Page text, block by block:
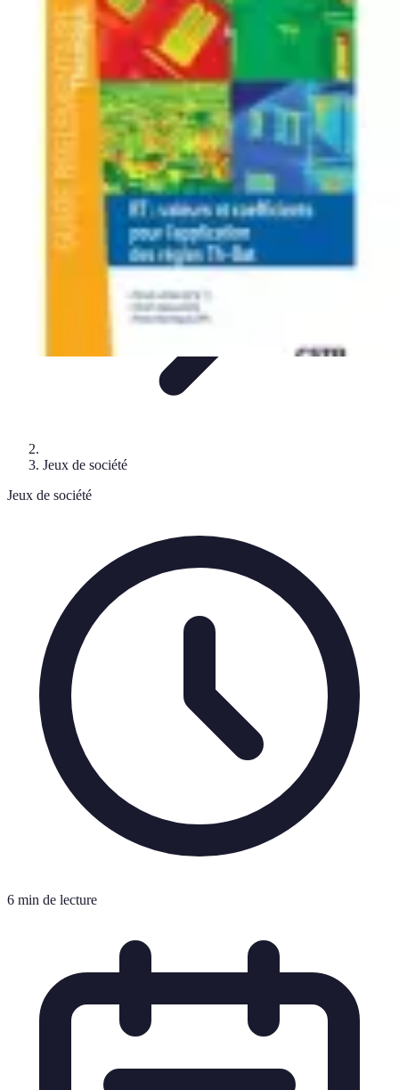
Règles et Jeux
Astuces et conseils Création de JeuxJeux de
Règles et Jeux
Jeux de société
Jeux de société
6 min de lecture